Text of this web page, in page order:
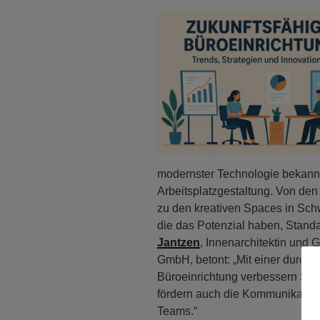
modernster Technologie
Arbeitsplatzgestaltung. Von
zu den kreativen Spaces in
die das Potenzial haben,
Jantzen, Innenarchitektin und
GmbH, betont: „Mit einer
Büroeinrichtung verbessern
fördern auch die
Teams.“